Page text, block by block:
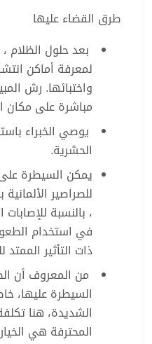
طرق القضاء عليها
بعد حلول الظلام
لمعرفة أماكن
واختبائها. رش
مباشرة على مكان
يوصي الخبراء
الحشرية.
يمكن السيطرة
للصراصير
، بالنسبة
في استخدام
ذات التأثير
من المعروف أن
السيطرة عليها،
الشديدة، هنا
المحترفة هي